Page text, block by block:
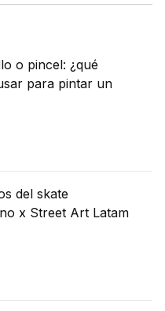
o pincel: ¿qué
para pintar un
del skate
x Street Art Latam